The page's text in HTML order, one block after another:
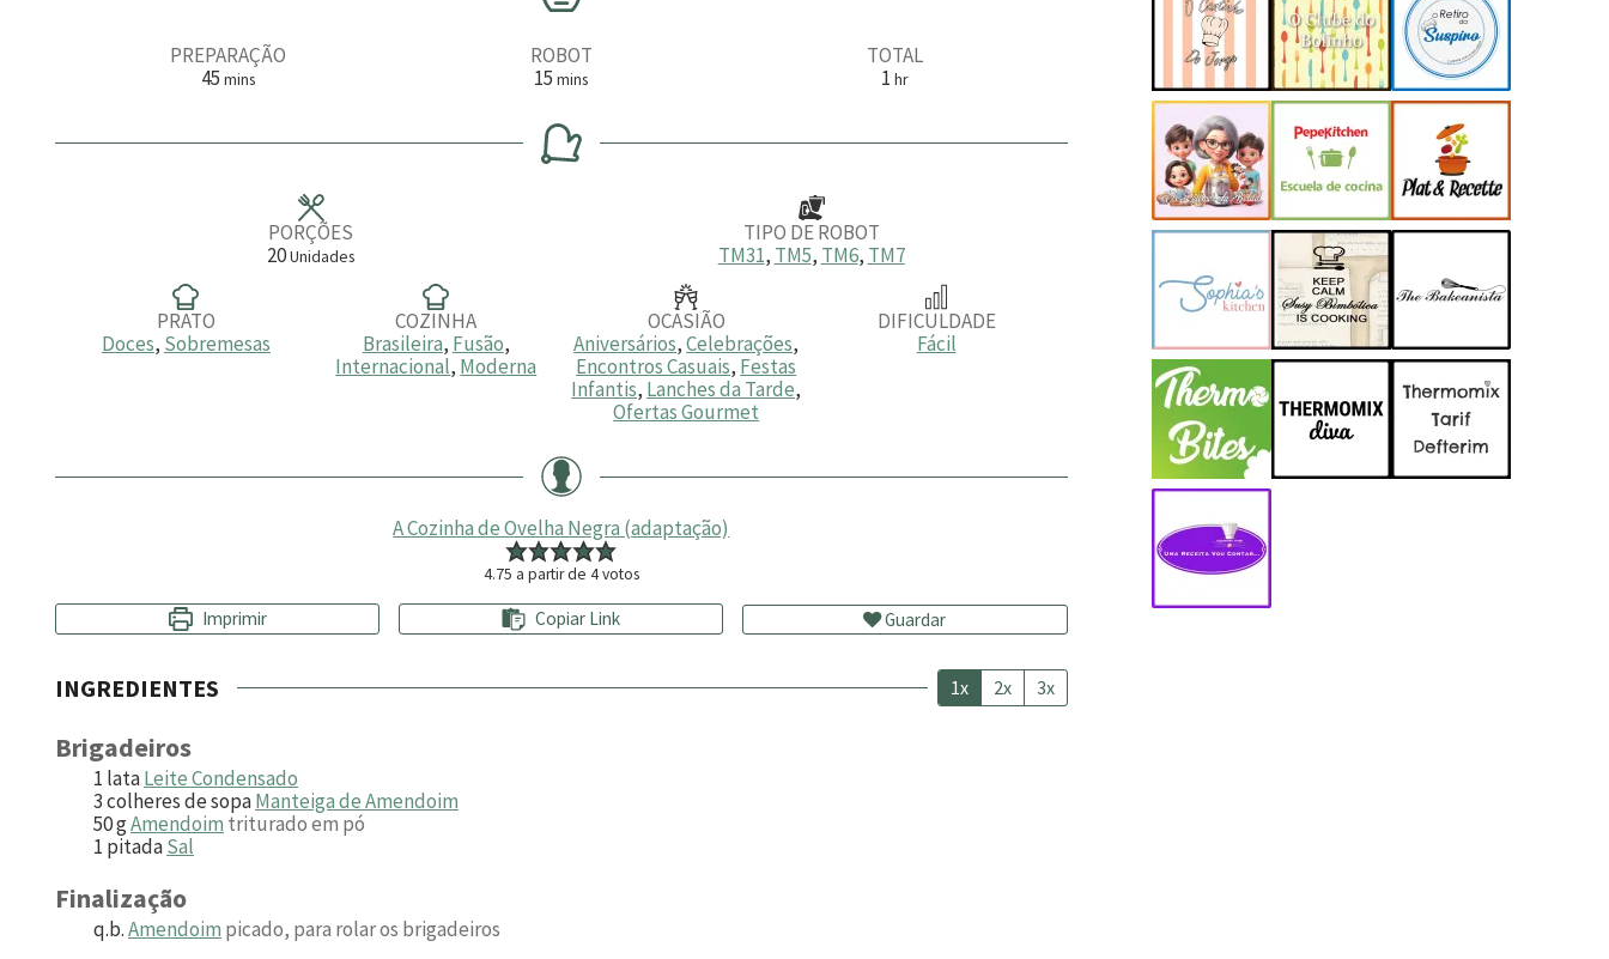
PREPARAÇÃO
45m
u
mins
ROBOT
15m
n
t
mins
TOTAL
1h
a
hr
PORÇÕES
20Unidades
TIPO DE ROBOT
TM31, TM5, TM6, TM7
PRATO
Doces, Sobremesas
COZINHA
Brasileira, Fusão,
Internacional, Moderna
OCASIÃO
Aniversários,Celebrações,
Encontros Casuais, Festas
Infantis, Lanches da Tarde,
Ofertas Gourmet
DIFICULDADE
Fácil
A Cozinha de Ovelha Negra (adaptação)
4.75 a partir de 4votos
Imprimir Copiar Link Guardar
INGREDIENTES 1x 2x 3x
B rigadeiros
1 lataLeite Condensado
3colheres de sopaManteiga de Amendoim
50gAmendoim triturado em pó
1 pitadaSal
Finalização
q.b.Amendoim picado, para rolar os brigadeiros